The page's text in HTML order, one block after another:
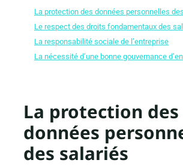
La protection des données personnelles
Le respect des droits fondamentaux des
La responsabilité sociale de l’entreprise
La nécessité d’une bonne gouvernance
La protection des
données
des salariés